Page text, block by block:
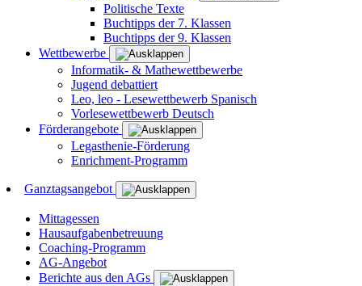
Politische Texte
Buchtipps der 7. Klassen
Buchtipps der 9. Klassen
Wettbewerbe
Informatik- & Mathewettbewerbe
Jugend debattiert
Leo, leo - Lesewettbewerb Spanisch
Vorlesewettbewerb Deutsch
Förderangebote
Legasthenie-Förderung
Enrichment-Programm
Ganztagsangebot
Mittagessen
Hausaufgabenbetreuung
Coaching-Programm
AG-Angebot
Berichte aus den AGs